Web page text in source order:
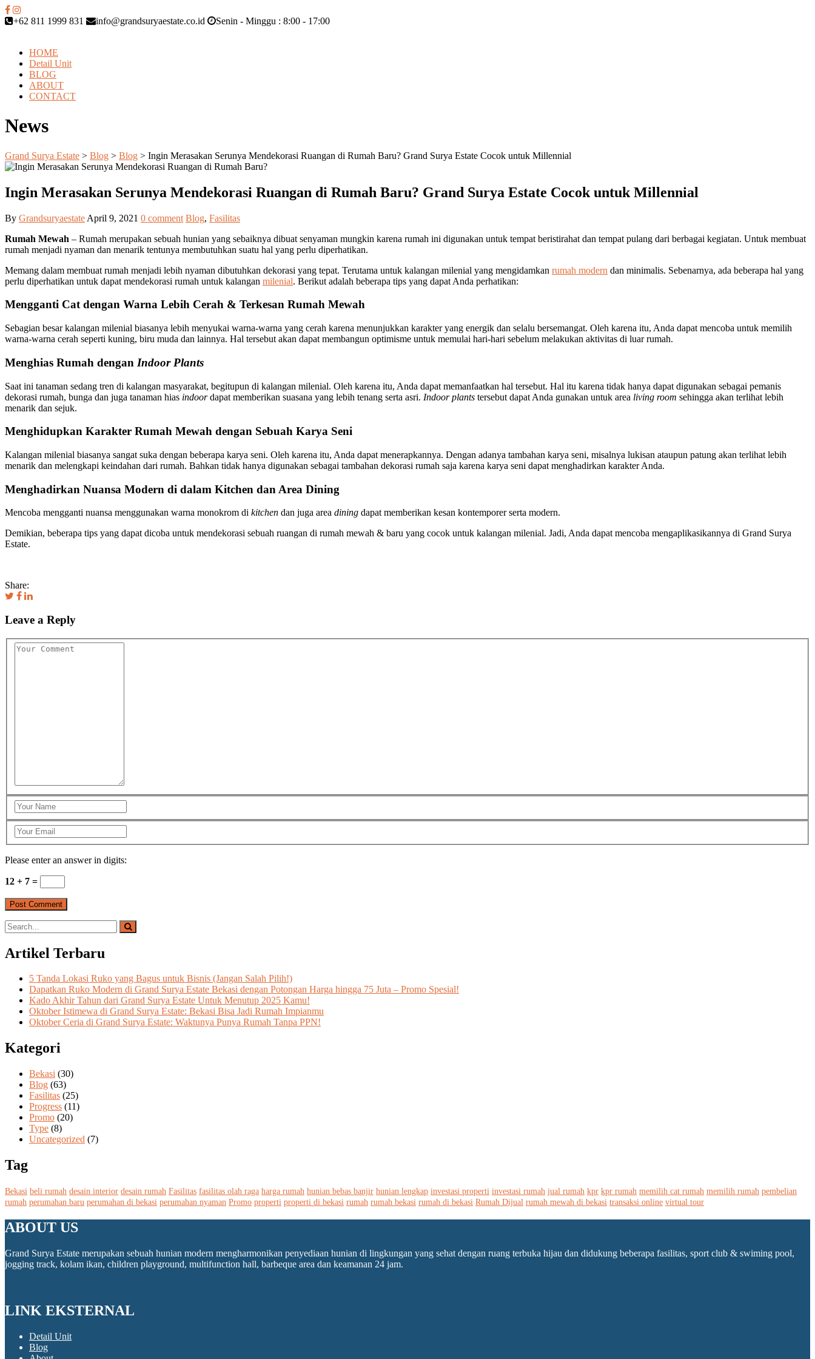
+62 811 1999 831 info@grandsuryaestate.co.id Senin - Minggu : 8:00 - 17:00
HOME
Detail Unit
BLOG
ABOUT
CONTACT
News
Grand Surya Estate > Blog > Blog > Ingin Merasakan Serunya Mendekorasi Ruangan di Rumah Baru? Grand Surya Estate Cocok untuk Millennial
Ingin Merasakan Serunya Mendekorasi Ruangan di Rumah Baru? Grand Surya Estate Cocok untuk Millennial
By Grandsuryaestate April 9, 2021 0 comment Blog, Fasilitas
Rumah Mewah – Rumah merupakan sebuah hunian yang sebaiknya dibuat senyaman mungkin karena rumah ini digunakan untuk tempat beristirahat dan tempat pulang dari berbagai kegiatan. Untuk membuat
rumah menjadi nyaman dan menarik tentunya membutuhkan suatu hal yang perlu diperhatikan.
Memang dalam membuat rumah menjadi lebih nyaman dibutuhkan dekorasi yang tepat. Terutama untuk kalangan milenial yang mengidamkan rumah modern dan minimalis. Sebenarnya, ada beberapa hal yang
perlu diperhatikan untuk dapat mendekorasi rumah untuk kalangan milenial. Berikut adalah beberapa tips yang dapat Anda perhatikan:
Mengganti Cat dengan Warna Lebih Cerah & Terkesan Rumah Mewah
Sebagian besar kalangan milenial biasanya lebih menyukai warna-warna yang cerah karena menunjukkan karakter yang energik dan selalu bersemangat. Oleh karena itu, Anda dapat mencoba untuk memilih
warna-warna cerah seperti kuning, biru muda dan lainnya. Hal tersebut akan dapat membangun optimisme untuk memulai hari-hari sebelum melakukan aktivitas di luar rumah.
Menghias Rumah dengan Indoor Plants
Saat ini tanaman sedang tren di kalangan masyarakat, begitupun di kalangan milenial. Oleh karena itu, Anda dapat memanfaatkan hal tersebut. Hal itu karena tidak hanya dapat digunakan sebagai pemanis
dekorasi rumah, bunga dan juga tanaman hias indoordapat memberikan suasana yang lebih tenang serta asri. Indoor plants tersebut dapat Anda gunakan untuk area living room sehingga akan terlihat lebih
menarik dan sejuk.
Menghidupkan Karakter Rumah Mewah dengan Sebuah Karya Seni
Kalangan milenial biasanya sangat suka dengan beberapa karya seni. Oleh karena itu, Anda dapat menerapkannya. Dengan adanya tambahan karya seni, misalnya lukisan ataupun patung akan terlihat lebih
menarik dan melengkapi keindahan dari rumah. Bahkan tidak hanya digunakan sebagai tambahan dekorasi rumah saja karena karya seni dapat menghadirkan karakter Anda.
Menghadirkan Nuansa Modern di dalam Kitchen dan Area Dining
Mencoba mengganti nuansa menggunakan warna monokrom di kitchen dan juga area dining dapat memberikan kesan kontemporer serta modern.
Demikian, beberapa tips yang dapat dicoba untuk mendekorasi sebuah ruangan di rumah mewah & baru yang cocok untuk kalangan milenial. Jadi, Anda dapat mencoba mengaplikasikannya di Grand Surya
Estate.
Share:
Leave a Reply
Please enter an answer in digits:
12 + 7 =
Artikel Terbaru
5 Tanda Lokasi Ruko yang Bagus untuk Bisnis (Jangan Salah Pilih!)
Dapatkan Ruko Modern di Grand Surya Estate Bekasi dengan Potongan Harga hingga 75 Juta – Promo Spesial!
Kado Akhir Tahun dari Grand Surya Estate Untuk Menutup 2025 Kamu!
Oktober Istimewa di Grand Surya Estate: Bekasi Bisa Jadi Rumah Impianmu
Oktober Ceria di Grand Surya Estate: Waktunya Punya Rumah Tanpa PPN!
Kategori
Bekasi (30)
Blog (63)
Fasilitas (25)
Progress (11)
Promo (20)
Type (8)
Uncategorized (7)
Tag
Bekasi beli rumah desain interior desain rumah Fasilitas fasilitas olah raga harga rumah hunian bebas banjir hunian lengkap investasi properti investasi rumah jual rumah kpr kpr rumah memilih cat rumah memilih rumah pembelian
rumah perumahan baru perumahan di bekasi perumahan nyaman Promo properti properti di bekasi rumah rumah bekasi rumah di bekasi Rumah Dijual rumah mewah di bekasi transaksi online virtual tour
ABOUT US
Grand Surya Estate merupakan sebuah hunian modern mengharmonikan penyediaan hunian di lingkungan yang sehat dengan ruang terbuka hijau dan didukung beberapa fasilitas, sport club & swiming pool,
jogging track, kolam ikan, children playground, multifunction hall, barbeque area dan keamanan 24 jam.
LINK EKSTERNAL
Detail Unit
Blog